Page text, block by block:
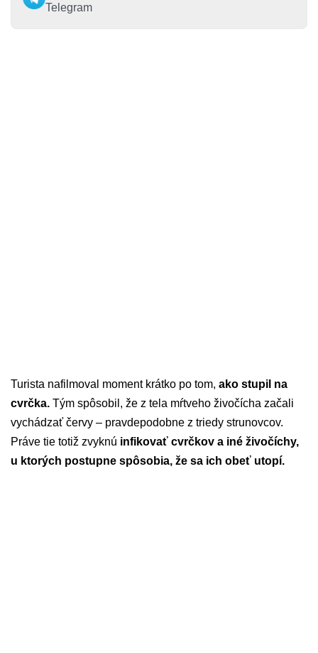
Telegram
Turista nafilmoval moment krátko po tom, ako stupil na
cvrčka. Tým spôsobil, že z tela mŕtveho živočícha začali
vychádzať červy – pravdepodobne z triedy strunovcov.
Práve tie totiž zvyknú infikovať cvrčkov a iné živočíchy,
u ktorých postupne spôsobia, že sa ich obeť utopí.